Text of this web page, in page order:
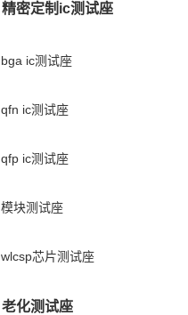
精密定制ic测试座
bga ic测试座
qfn ic测试座
qfp ic测试座
模块测试座
wlcsp芯片测试座
老化测试座